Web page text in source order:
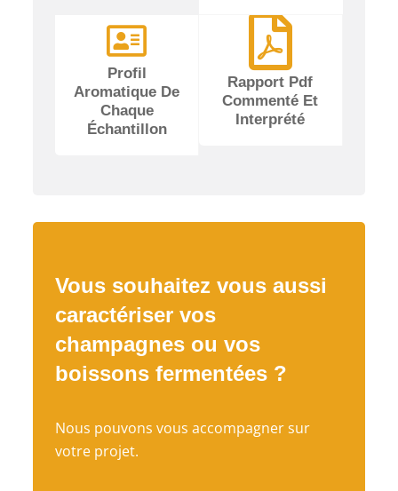
Profil
Aromatique De
Chaque
Échantillon
Rapport Pdf
Commenté Et
Interprété
Vous souhaitez vous aussi
caractériser vos
champagnes ou vos
boissons fermentées ?
Nous pouvons vous accompagner sur
votre projet.